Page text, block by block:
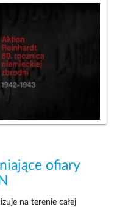
ofiary
na terenie całej